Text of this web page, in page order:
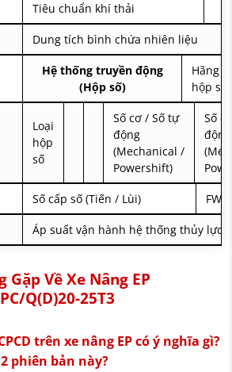
Tiêu chuẩn khí thải
Dung tích bình chứa nhiên liệu
Hệ thống truyền động
(Hộp số)
Hãng
hộp số
Loại
hộp
số
Số cơ / Số tự
động
(Mechanical /
Powershift)
Số
động
Số cấp số (Tiến / Lùi)
Áp suất vận hành hệ thống thủy lực
Về Xe Nâng EP
Q(D)20-25T3
trên xe nâng EP có ý nghĩa gì?
phiên bản này?